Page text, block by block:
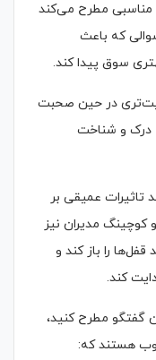
مطرح می‌کند
که باعث
سوق پیدا کند.
در حین صحبت
درک و شناخت
تاثیرات عمیقی بر
مدیران نیز
را باز کند و
کند.
گفتگو مطرح کنید،
هستند که: